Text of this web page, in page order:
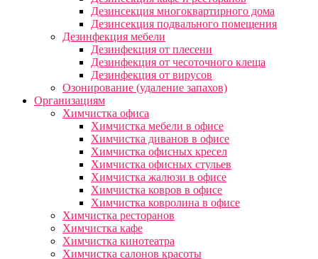
Дезинсекция многоквартирного дома
Дезинсекция подвального помещения
Дезинфекция мебели
Дезинфекция от плесени
Дезинфекция от чесоточного клеща
Дезинфекция от вирусов
Озонирование (удаление запахов)
Организациям
Химчистка офиса
Химчистка мебели в офисе
Химчистка диванов в офисе
Химчистка офисных кресел
Химчистка офисных стульев
Химчистка жалюзи в офисе
Химчистка ковров в офисе
Химчистка ковролина в офисе
Химчистка ресторанов
Химчистка кафе
Химчистка кинотеатра
Химчистка салонов красоты